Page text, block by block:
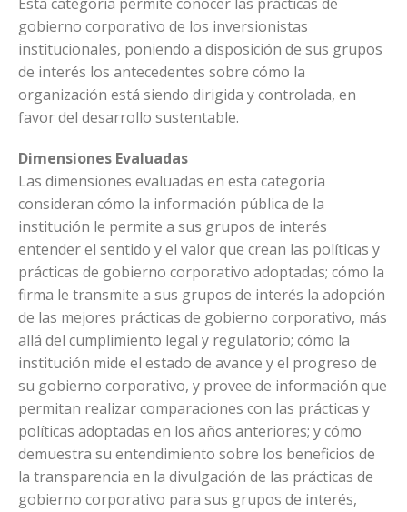
Esta categoría permite conocer las prácticas de
gobierno corporativo de los inversionistas
institucionales, poniendo a disposición de sus grupos
de interés los antecedentes sobre cómo la
organización está siendo dirigida y controlada, en
favor del desarrollo sustentable.
Dimensiones Evaluadas
Las dimensiones evaluadas en esta categoría
consideran cómo la información pública de la
institución le permite a sus grupos de interés
entender el sentido y el valor que crean las políticas y
prácticas de gobierno corporativo adoptadas; cómo la
firma le transmite a sus grupos de interés la adopción
de las mejores prácticas de gobierno corporativo, más
allá del cumplimiento legal y regulatorio; cómo la
institución mide el estado de avance y el progreso de
su gobierno corporativo, y provee de información que
permitan realizar comparaciones con las prácticas y
políticas adoptadas en los años anteriores; y cómo
demuestra su entendimiento sobre los beneficios de
la transparencia en la divulgación de las prácticas de
gobierno corporativo para sus grupos de interés,